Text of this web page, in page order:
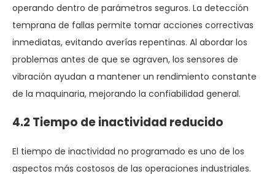
operando dentro de parámetros seguros. La detección
temprana de fallas permite tomar acciones correctivas
inmediatas, evitando averías repentinas. Al abordar los
problemas antes de que se agraven, los sensores de
vibración ayudan a mantener un rendimiento constante
de la maquinaria, mejorando la confiabilidad general.
4.2 Tiempo de inactividad reducido
El tiempo de inactividad no programado es uno de los
aspectos más costosos de las operaciones industriales.